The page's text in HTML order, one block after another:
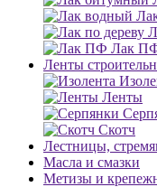
Лак
Ленты
Ленты
Скотч
Лестницы,
Масла и смазки
Метизы и